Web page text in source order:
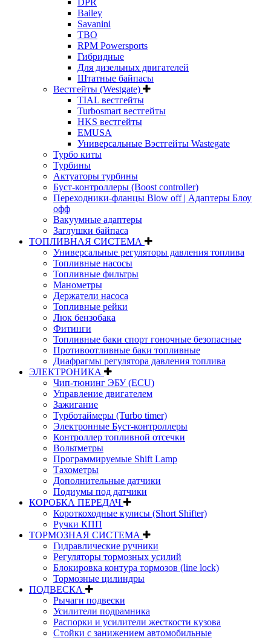
DPR
Bailey
Savanini
TBO
RPM Powersports
Гибридные
Для дизельных двигателей
Штатные байпасы
Вестгейты (Westgate)
TIAL вестгейты
Turbosmart вестгейты
HKS вестгейты
EMUSA
Универсальные Вэстгейты Wastegate
Турбо киты
Турбины
Актуаторы турбины
Буст-контроллеры (Boost controller)
Переходники-фланцы Blow off | Адаптеры Блоу
офф
Вакуумные адаптеры
Заглушки байпаса
ТОПЛИВНАЯ СИСТЕМА
Универсальные регуляторы давления топлива
Топливные насосы
Топливные фильтры
Манометры
Держатели насоса
Топливные рейки
Люк бензобака
Фитинги
Топливные баки спорт гоночные безопасные
Противоотливные баки топливные
Диафрагмы регулятора давления топлива
ЭЛЕКТРОНИКА
Чип-тюнинг ЭБУ (ECU)
Управление двигателем
Зажигание
Турботаймеры (Turbo timer)
Электронные Буст-контроллеры
Контроллер топливной отсечки
Вольтметры
Программируемые Shift Lamp
Тахометры
Дополнительные датчики
Подиумы под датчики
КОРОБКА ПЕРЕДАЧ
Короткоходные кулисы (Short Shifter)
Ручки КПП
ТОРМОЗНАЯ СИСТЕМА
Гидравлические ручники
Регуляторы тормозных усилий
Блокировка контура тормозов (line lock)
Тормозные цилиндры
ПОДВЕСКА
Рычаги подвески
Усилители подрамника
Распорки и усилители жесткости кузова
Стойки с занижением автомобильные